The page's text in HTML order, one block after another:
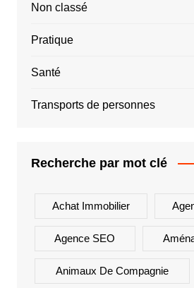
Non classé
Pratique
Santé
Transports de personnes
Recherche par mot clé
Achat Immobilier
Agence SEO
Animaux De Compagnie